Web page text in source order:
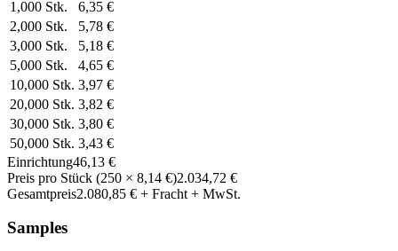
1,000 Stk.
6,35 €
2,000 Stk.
5,78 €
3,000 Stk.
5,18 €
5,000 Stk.
4,65 €
10,000 Stk. 3,97 €
20,000 Stk. 3,82 €
30,000 Stk. 3,80 €
50,000 Stk. 3,43 €
Einrichtung46,13 €
Preis pro Stück (250 × 8,14 €)2.034,72 €
Gesamtpreis2.080,85 € + Fracht + MwSt.
Samples